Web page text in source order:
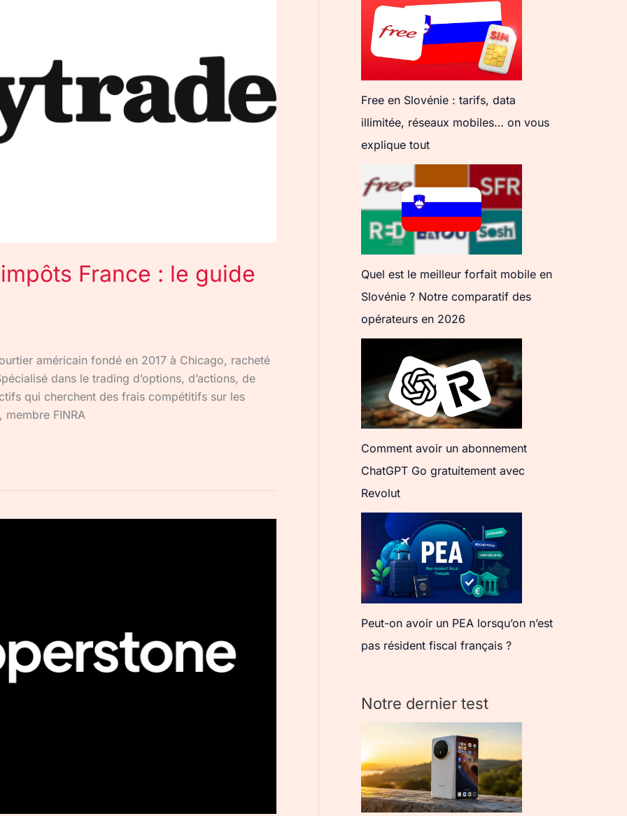
France : le guide
américain fondé en 2017 à Chicago, racheté
dans le trading d’options, d’actions, de
qui cherchent des frais compétitifs sur les
FINRA
Free en Slovénie : tarifs, data
illimitée, réseaux mobiles… on vous
explique tout
Quel est le meilleur forfait mobile en
Slovénie ? Notre comparatif des
opérateurs en 2026
Comment avoir un abonnement
ChatGPT Go gratuitement avec
Revolut
Peut-on avoir un PEA lorsqu’on n’est
pas résident fiscal français ?
Notre dernier test